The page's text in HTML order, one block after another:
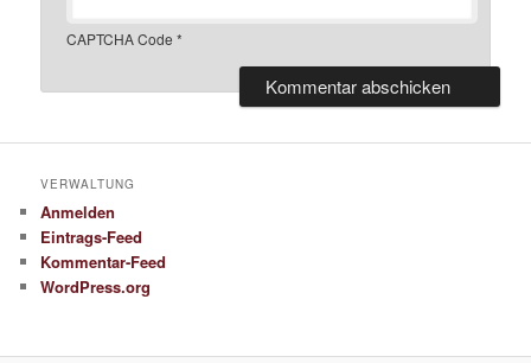
CAPTCHA Code *
VERWALTUNG
Anmelden
Eintrags-Feed
Kommentar-Feed
WordPress.org